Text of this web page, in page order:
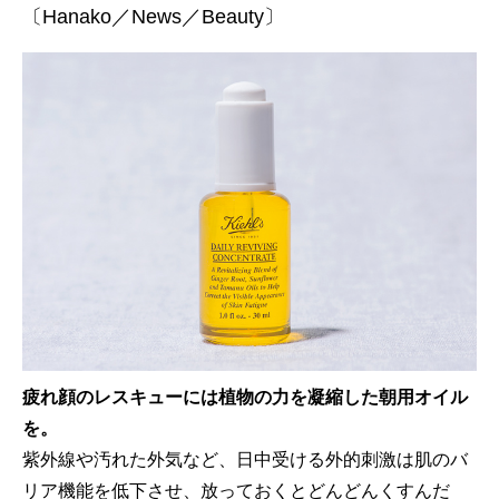
〔Hanako／News／Beauty〕
疲れ顔のレスキューには植物の力を凝縮した朝用オイル
を。
紫外線や汚れた外気など、日中受ける外的刺激は肌のバ
リア機能を低下させ、放っておくとどんどんくすんだ